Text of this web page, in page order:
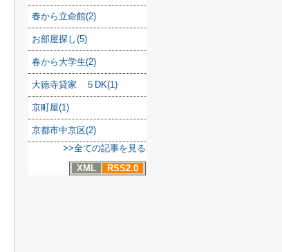
春から立命館(2)
お部屋探し(5)
春から大学生(2)
大徳寺貸家 ５DK(1)
京町屋(1)
京都市中京区(2)
>>全ての記事を見る
XML
RSS2.0